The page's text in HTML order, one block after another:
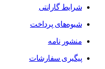
شرایط گارانتی
شیوه‌های پرداخت
منشور نامه
پیگیری سفارشات